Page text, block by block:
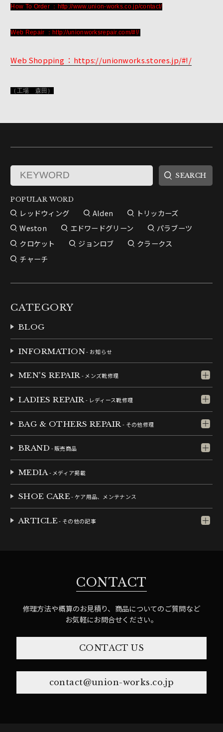
How To Order ：http://www.union-works.co.jp/contact/
Web Repair ：http://unionworksrepair.com/#!/
Web Shopping ：https://unionworks.stores.jp/#!/
（工場 森田）
POPULAR WORD
レッドウィング Alden
トリッカーズ
Weston
エドワードグリーン
パラブーツ
クロケット
ジョンロブ
クラークス
チャーチ
CATEGORY
BLOG
INFORMATION- お知らせ
MEN'S REPAIR- メンズ靴修理
LADIES REPAIR- レディース靴修理
BAG & OTHERS REPAIR - その他修理
BRAND - 販売商品
MEDIA- メディア掲載
SHOE CARE- ケア用品、メンテナンス
ARTICLE- その他の記事
CONTACT
修理方法や概算のお見積り、商品についてのご質問など
お気軽にお問合せください。
CONTACT US
contact@union-works.co.jp